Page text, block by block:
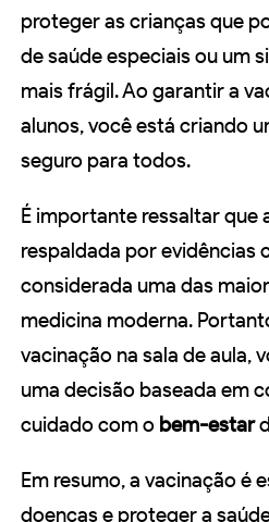
proteger as crianças que
de saúde especiais ou um
mais frágil. Ao garantir a
alunos, você está criando
seguro para todos.
É importante ressaltar que
respaldada por evidências
considerada uma das
medicina moderna.
vacinação na sala de aula,
uma decisão baseada em
cuidado com o bem-estar
Em resumo, a vacinação é
doenças e proteger a